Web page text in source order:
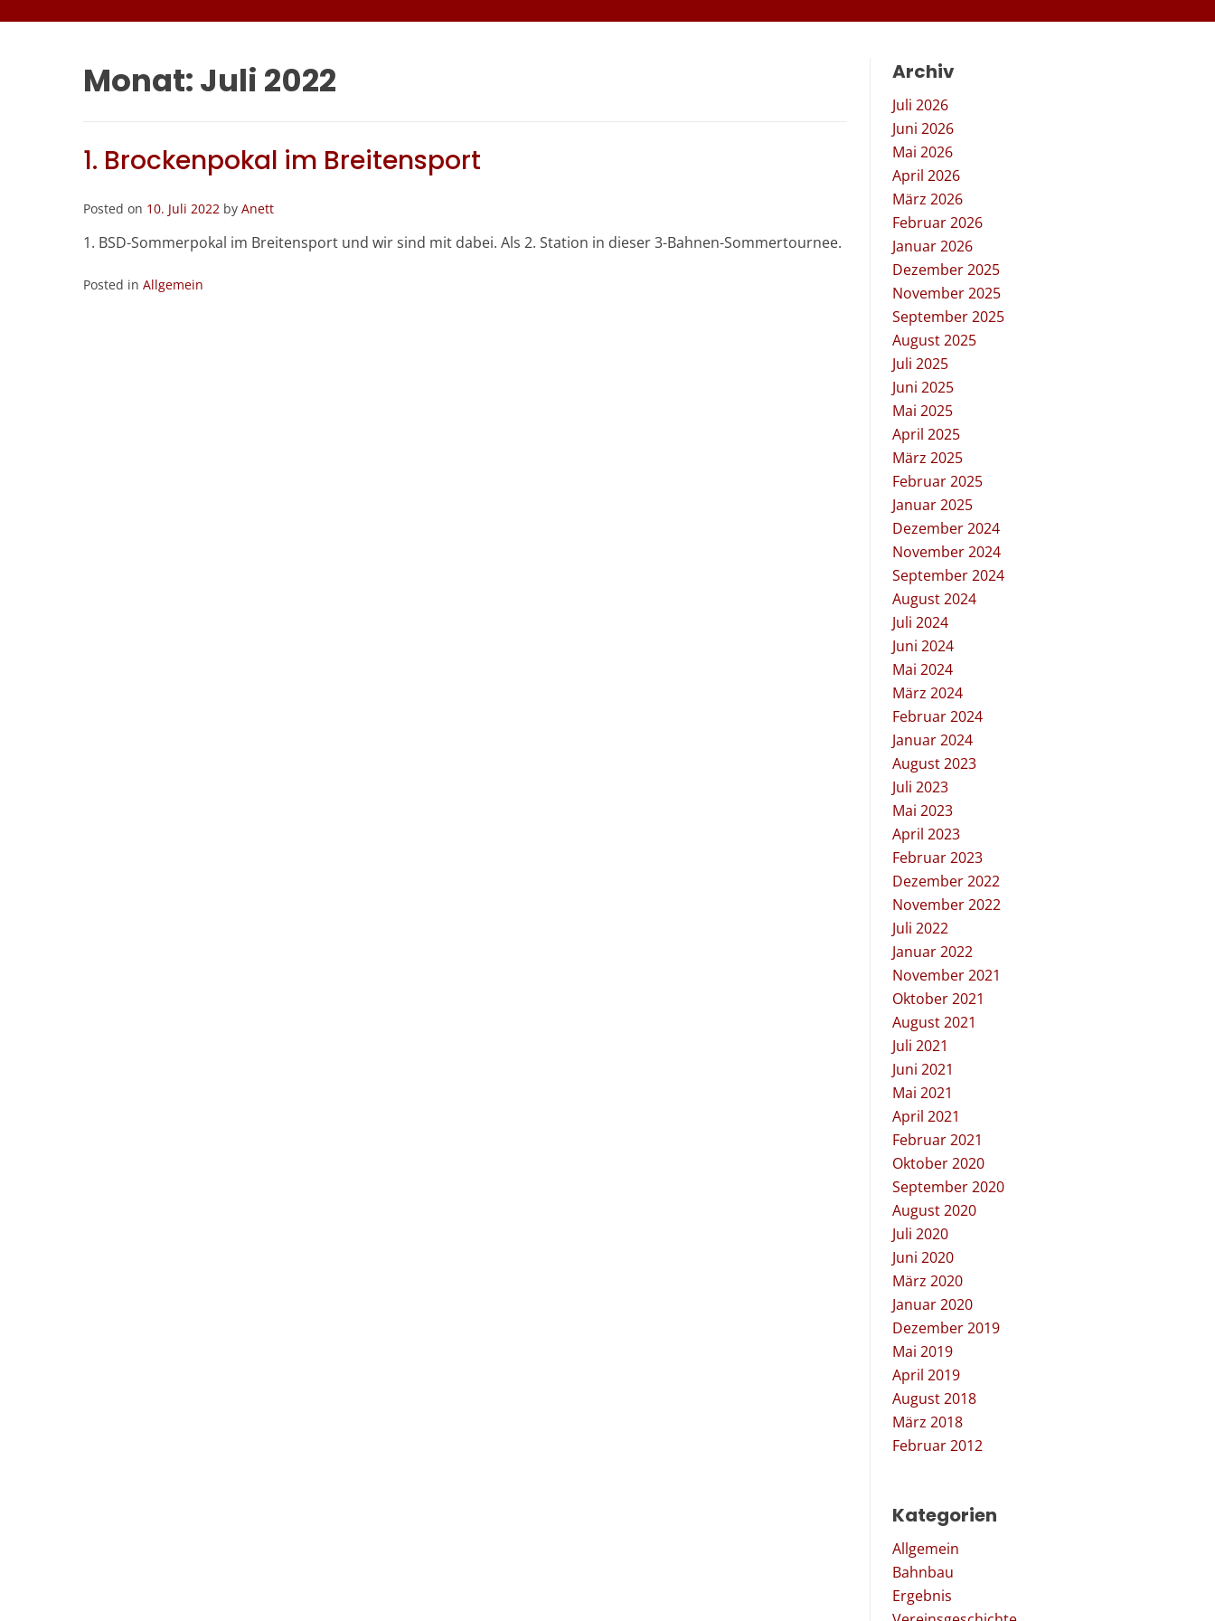
Monat:Juli 2022
1. Brockenpokal im Breitensport
Posted on 10. Juli 2022 by Anett
1. BSD-Sommerpokal im Breitensport und wir sind mit dabei. Als 2. Station in dieser 3-Bahnen-Sommertournee.
Posted in Allgemein
Archiv
Juli 2026
Juni 2026
Mai 2026
April 2026
März 2026
Februar 2026
Januar 2026
Dezember 2025
November 2025
September 2025
August 2025
Juli 2025
Juni 2025
Mai 2025
April 2025
März 2025
Februar 2025
Januar 2025
Dezember 2024
November 2024
September 2024
August 2024
Juli 2024
Juni 2024
Mai 2024
März 2024
Februar 2024
Januar 2024
August 2023
Juli 2023
Mai 2023
April 2023
Februar 2023
Dezember 2022
November 2022
Juli 2022
Januar 2022
November 2021
Oktober 2021
August 2021
Juli 2021
Juni 2021
Mai 2021
April 2021
Februar 2021
Oktober 2020
September 2020
August 2020
Juli 2020
Juni 2020
März 2020
Januar 2020
Dezember 2019
Mai 2019
April 2019
August 2018
März 2018
Februar 2012
Kategorien
Allgemein
Bahnbau
Ergebnis